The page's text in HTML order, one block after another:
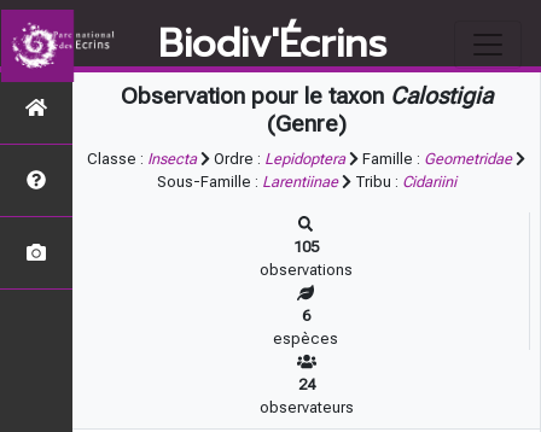
Biodiv'Écrins
Observation pour le taxon Calostigia
(Genre)
Classe : Insecta Ordre : Lepidoptera Famille : Geometridae
Sous-Famille : Larentiinae Tribu : Cidariini
105
observations
6
espèces
24
observateurs